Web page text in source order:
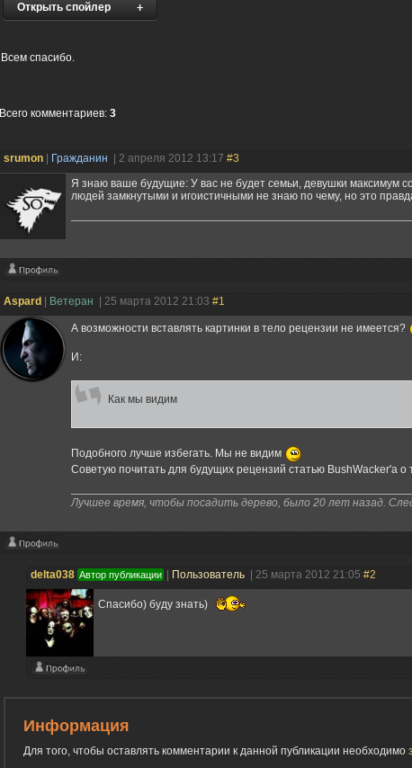
Открыть спойлер
Всем спасибо.
Всего комментариев: 3
srumon Гражданин | 2 апреля 2012 13:17 #3
Я знаю ваше будущие: У вас не будет семьи, девушки максимум
людей замкнутыми и игоистичными не знаю по чему, но это
Aspard Ветеран | 25 марта 2012 21:03 #1
А возможности вставлять картинки в тело рецензии не имеется?
И:
Как мы видим
Подобного лучше избегать. Мы не видим
Советую почитать для будущих рецензий статью BushWacker'а о
Лучшее время, чтобы посадить дерево, было 20 лет назад.
delta038 Автор публикации Пользователь | 25 марта 2012 21:05 #2
Спасибо) буду знать)
Информация
Для того, чтобы оставлять комментарии к данной публикации необходимо